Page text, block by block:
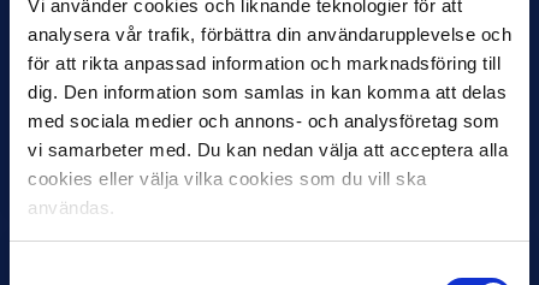
Vi använder cookies och liknande teknologier för att
analysera vår trafik, förbättra din användarupplevelse och
för att rikta anpassad information och marknadsföring till
dig. Den information som samlas in kan komma att delas
med sociala medier och annons- och analysföretag som
vi samarbeter med. Du kan nedan välja att acceptera alla
cookies eller välja vilka cookies som du vill ska
användas.
11 JUNI
VM-spelare med förflutet i Allsvenskan
och Superettan
Bosnien & Hercegovina Armin Gigovic — Helsingborgs IF
Dennis Hadžikadunić — Malmö FF / Trelleborg FF
Elfenbenskusten…